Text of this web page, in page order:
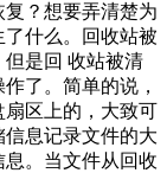
？想要弄清楚为
什么。回收站被
是回 收站被清
了。简单的说，
区上的，大致可
息记录文件的大
。当文件从回收